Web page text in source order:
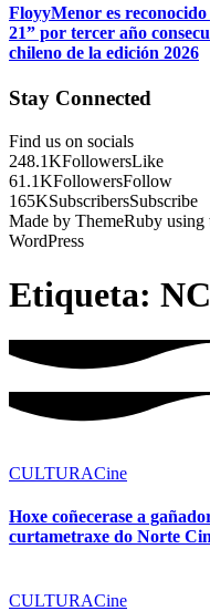
FloyyMenor es
21” por tercer año
chileno de la edición 2026
Stay Connected
Find us on socials
248.1KFollowersLike
61.1KFollowersFollow
165KSubscribersSubscribe
Made by ThemeRuby
WordPress
Etiqueta:
CULTURACine
Hoxe coñecerase a
curtametraxe do Norte
CULTURACine